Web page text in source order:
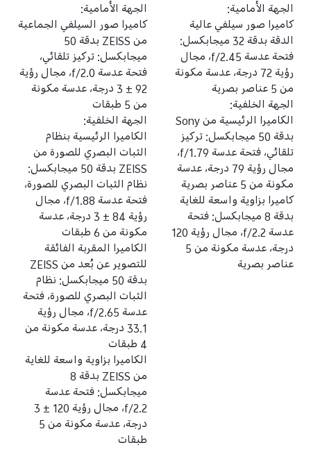
الجهة الأمامية:
كاميرا صور سيلفي عالية
الدقة بدقة 32 ميجابكسل:
فتحة عدسة f/2.45، مجال
رؤية 72 درجة، عدسة مكونة
من 5 عناصر بصرية
الجهة الخلفية:
الكاميرا الرئيسية من Sony
بدقة ‎50 ميجابكسل: تركيز
تلقائي، فتحة عدسة f/1.79،
مجال رؤية 79 درجة، عدسة
مكونة من 5 عناصر بصرية
كاميرا بزاوية واسعة للغاية
بدقة 8 ميجابكسل: فتحة
عدسة f/2.2، مجال رؤية 120
درجة، عدسة مكونة من 5
عناصر بصرية
الجهة الأمامية:
كاميرا صور السيلفي الجماعية
من ZEISS بدقة ‎50
ميجابكسل: تركيز تلقائي،
فتحة عدسة f/2.0، مجال رؤية
92 ± 3 درجة، عدسة مكونة
من 5 طبقات
الجهة الخلفية:
الكاميرا الرئيسية بنظام
الثبات البصري للصورة من
ZEISS بدقة ‎50 ميجابكسل:
نظام الثبات البصري للصورة،
فتحة عدسة f/1.88، مجال
رؤية 84 ± 3 درجة، عدسة
مكونة من 6 طبقات
الكاميرا المقربة الفائقة
للتصوير عن بُعد من ZEISS
بدقة ‎50 ميجابكسل: نظام
الثبات البصري للصورة، فتحة
عدسة f/2.65، مجال رؤية
33.1 درجة، عدسة مكونة من
4 طبقات
الكاميرا بزاوية واسعة للغاية
من ZEISS بدقة ‎8
ميجابكسل: فتحة عدسة
f/2.2، مجال رؤية 120 ± 3
درجة، عدسة مكونة من 5
طبقات